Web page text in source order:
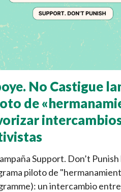
No Castigue
de
Support. Don’t
piloto de
un intercambio